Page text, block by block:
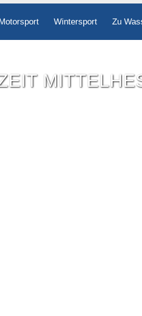
Wintersport Zu